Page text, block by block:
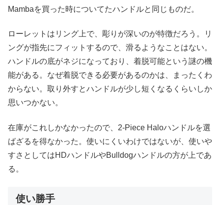
Mambaを買った時についてたハンドルと同じものだ。
ローレットはリング上で、彫りが深いのが特徴だろう。リ
ングが指先にフィットするので、滑るようなことはない。
ハンドルの底がネジになっており、着脱可能という謎の機
能がある。なぜ着脱できる必要があるのかは、まったくわ
からない。取り外すとハンドルが少し短くなるくらいしか
思いつかない。
在庫がこれしかなかったので、2-Piece Haloハンドルを選
ばざるを得なかった。使いにくいわけではないが、使いや
すさとしてはHDハンドルやBulldogハンドルの方が上であ
る。
使い勝手